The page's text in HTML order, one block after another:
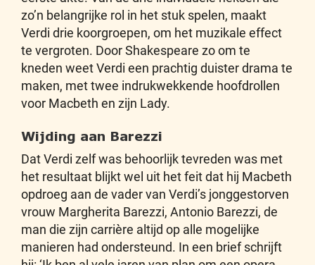
zo’n belangrijke rol in het stuk spelen, maakt
Verdi drie koorgroepen, om het muzikale effect
te vergroten. Door Shakespeare zo om te
kneden weet Verdi een prachtig duister drama te
maken, met twee indrukwekkende hoofdrollen
voor Macbeth en zijn Lady.
Wijding aan Barezzi
Dat Verdi zelf was behoorlijk tevreden was met
het resultaat blijkt wel uit het feit dat hij Macbeth
opdroeg aan de vader van Verdi’s jonggestorven
vrouw Margherita Barezzi, Antonio Barezzi, de
man die zijn carrière altijd op alle mogelijke
manieren had ondersteund. In een brief schrijft